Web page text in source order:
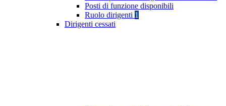
Posti di funzione disponibili
Ruolo dirigenti 1
Dirigenti cessati